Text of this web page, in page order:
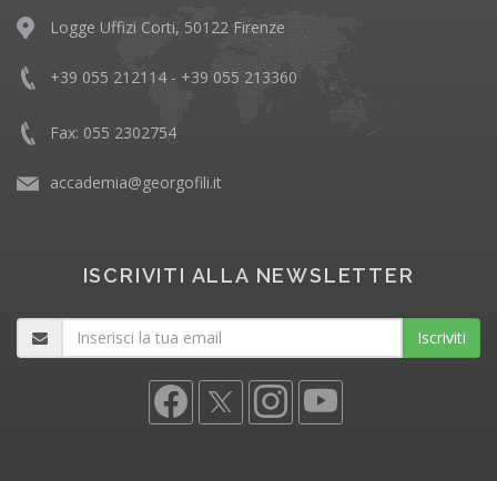
Logge Uffizi Corti, 50122 Firenze
+39 055 212114 - +39 055 213360
Fax: 055 2302754
accademia@georgofili.it
ISCRIVITI ALLA NEWSLETTER
Iscriviti